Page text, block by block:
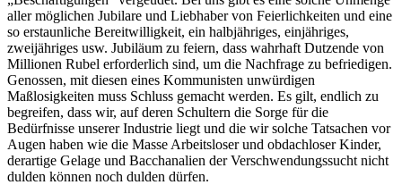
aller möglichen Jubilare und Liebhaber von Feierlichkeiten und eine
so erstaunliche Bereitwilligkeit, ein halbjähriges, einjähriges,
zweijähriges usw. Jubiläum zu feiern, dass wahrhaft Dutzende von
Millionen Rubel erforderlich sind, um die Nachfrage zu befriedigen.
Genossen, mit diesen eines Kommunisten unwürdigen
Maßlosigkeiten muss Schluss gemacht werden. Es gilt, endlich zu
begreifen, dass wir, auf deren Schultern die Sorge für die
Bedürfnisse unserer Industrie liegt und die wir solche Tatsachen vor
Augen haben wie die Masse Arbeitsloser und obdachloser Kinder,
derartige Gelage und Bacchanalien der Verschwendungssucht nicht
dulden können noch dulden dürfen.